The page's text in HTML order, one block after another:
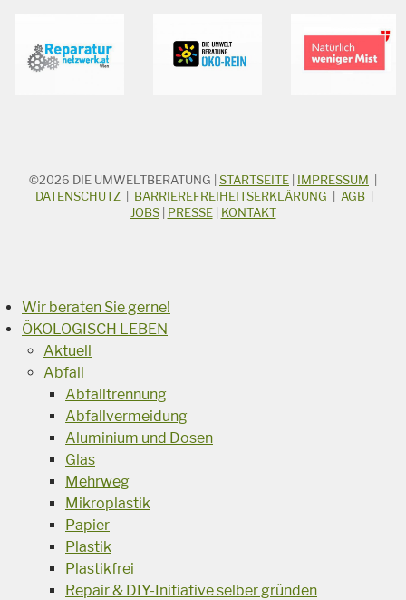
STICHWORTSUCHE
Suchbegriff
©2026 DIE UMWELTBERATUNG STARTSEITE IMPRESSUM
DATENSCHUTZ
BARRIEREFREIHEITSERKLÄRUNG AGB
JOBS| PRESSE| KONTAKT
Wir beraten Sie gerne!
ÖKOLOGISCH LEBEN
Aktuell
Abfall
Abfalltrennung
Abfallvermeidung
Aluminium und Dosen
Glas
Mehrweg
Mikroplastik
Papier
Plastik
Plastikfrei
Repair & DIY-Initiative selber gründen